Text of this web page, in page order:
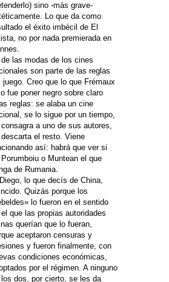
sino -más grave-
Lo que da como
el éxito imbécil de El
no por nada premierada en
de las modas de los cines
son parte de las reglas
juego. Creo que lo que Frémaux
fue poner negro sobre claro
reglas: se alaba un cine
se lo sigue por un tiempo,
a uno de sus autores,
el resto. Viene
así: habrá que ver si
o Muntean el que
de Rumania.
lo que decís de China,
Quizás porque los
lo fueron en el sentido
que las propias autoridades
querían que lo fueran,
aceptaron censuras y
y fueron finalmente, con
condiciones económicas,
por el régimen. A ninguno
los dos, por cierto, se les da